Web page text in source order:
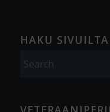
HAKU SIVUILTA